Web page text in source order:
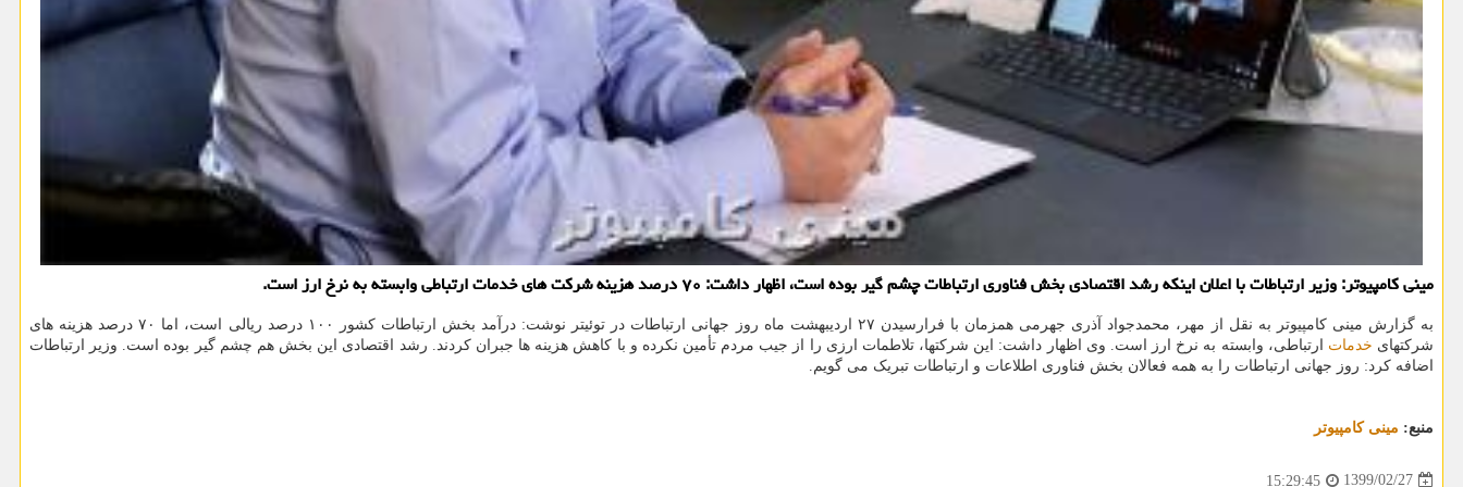
مینی كامپیوتر: وزیر ارتباطات با اعلان اینكه رشد اقتصادی بخش فناوری ارتباطات چشم گیر بوده است، اظهار داشت: ۷۰ درصد هزینه شركت های خدمات ارتباطی وابسته به نرخ ارز است.
به گزارش مینی کامپیوتر به نقل از مهر، محمدجواد آذری جهرمی همزمان با فرارسیدن ۲۷ اردیبهشت ماه روز جهانی ارتباطات در توئیتر نوشت: درآمد بخش ارتباطات کشور ۱۰۰ درصد ریالی است، اما ۷۰ درصد هزینه های
شرکتهای خدمات ارتباطی، وابسته به نرخ ارز است. وی اظهار داشت: این شرکتها، تلاطمات ارزی را از جیب مردم تأمین نکرده و با کاهش هزینه ها جبران کردند. رشد اقتصادی این بخش هم چشم گیر بوده است. وزیر ارتباطات
اضافه کرد: روز جهانی ارتباطات را به همه فعالان بخش فناوری اطلاعات و ارتباطات تبریک می گویم.
منبع: مینی كامپیوتر
1399/02/27
15:29:45